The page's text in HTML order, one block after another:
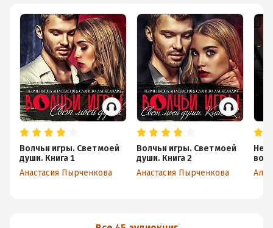
Волчьи игры. Свет моей
души. Книга 1
Анастасия Пырченкова
Волчьи игры. Свет моей
души. Книга 2
Анастасия Пырченкова